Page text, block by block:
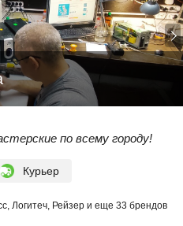
по всему городу!
Курьер
Логитеч, Рейзер и еще 33 брендов